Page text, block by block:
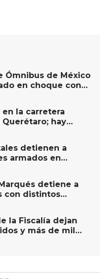
Ómnibus de México
en choque con
San Juan del Río
la carretera
hay
detienen a
armados en
detiene a
con distintos
la Fiscalía dejan
y más de mil
en Querétaro